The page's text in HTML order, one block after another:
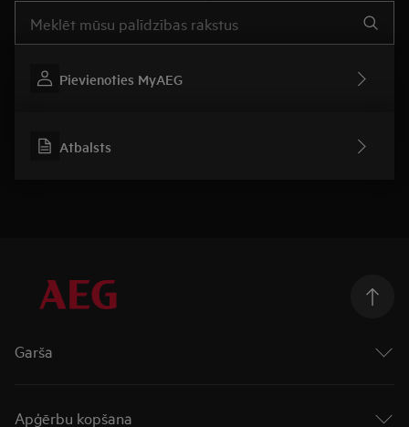
Pievienoties MyAEG
Atbalsts
Garša
Virsmas
Apģērbu kopšana